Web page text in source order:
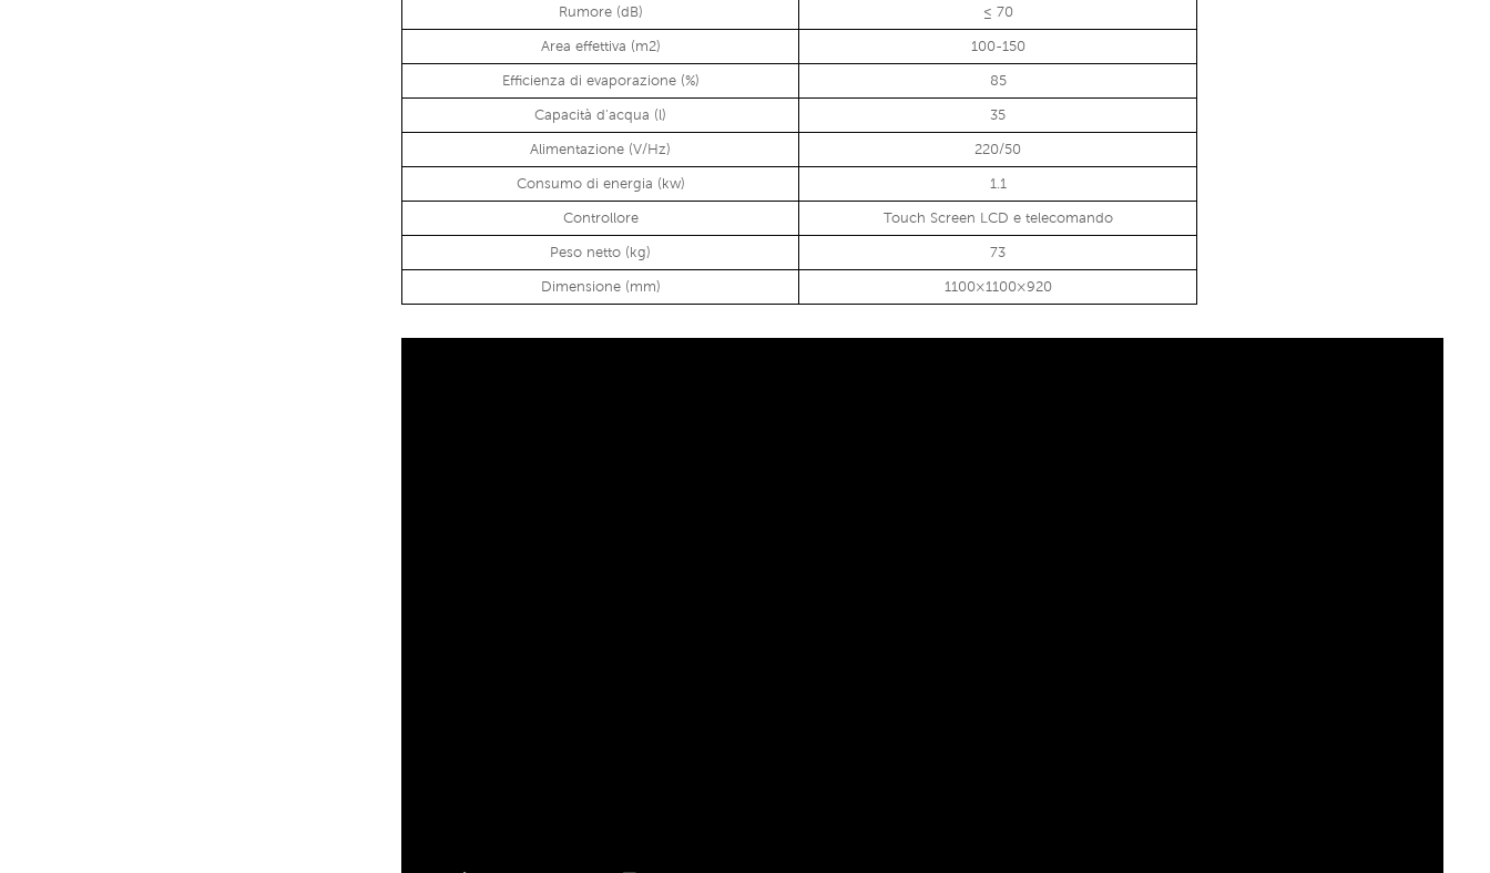
Rumore (dB) ≤ 70
Area effettiva (m2) 100-150
Efficienza di evaporazione (%) 85
Capacità d'acqua (l) 35
Alimentazione (V/Hz) 220/50
Consumo di energia (kw) 1.1
Controllore Touch Screen LCD e telecomando
Peso netto (kg) 73
Dimensione (mm) 1100×1100×920